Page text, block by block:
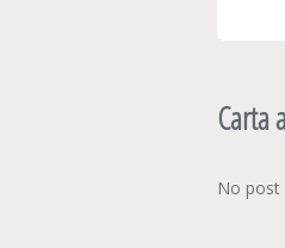
Carta
No post